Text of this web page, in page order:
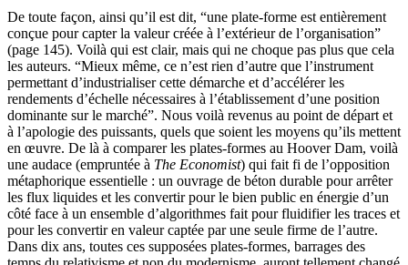
De toute façon, ainsi qu’il est dit, “une plate-forme est entièrement
conçue pour capter la valeur créée à l’extérieur de l’organisation”
(page 145). Voilà qui est clair, mais qui ne choque pas plus que cela
les auteurs. “Mieux même, ce n’est rien d’autre que l’instrument
permettant d’industrialiser cette démarche et d’accélérer les
rendements d’échelle nécessaires à l’établissement d’une position
dominante sur le marché”. Nous voilà revenus au point de départ et
à l’apologie des puissants, quels que soient les moyens qu’ils mettent
en œuvre. De là à comparer les plates-formes au Hoover Dam, voilà
une audace (empruntée à The Economist) qui fait fi de l’opposition
métaphorique essentielle : un ouvrage de béton durable pour arrêter
les flux liquides et les convertir pour le bien public en énergie d’un
côté face à un ensemble d’algorithmes fait pour fluidifier les traces et
pour les convertir en valeur captée par une seule firme de l’autre.
Dans dix ans, toutes ces supposées plates-formes, barrages des